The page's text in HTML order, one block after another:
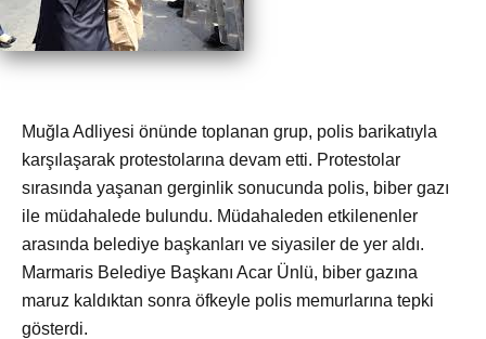
Muğla Adliyesi önünde toplanan grup, polis barikatıyla
karşılaşarak protestolarına devam etti. Protestolar
sırasında yaşanan gerginlik sonucunda polis, biber gazı
ile müdahalede bulundu. Müdahaleden etkilenenler
arasında belediye başkanları ve siyasiler de yer aldı.
Marmaris Belediye Başkanı Acar Ünlü, biber gazına
maruz kaldıktan sonra öfkeyle polis memurlarına tepki
gösterdi.